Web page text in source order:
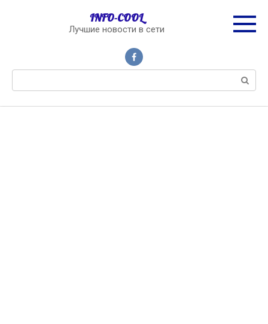
INFO-COOL
Лучшие новости в сети